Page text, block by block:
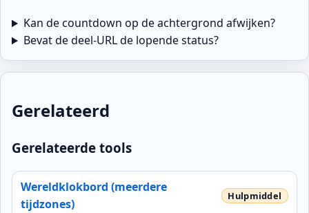
Kan de countdown op de achtergrond afwijken?
Bevat de deel-URL de lopende status?
Gerelateerd
Gerelateerde tools
Wereldklokbord (meerdere
tijdzones)